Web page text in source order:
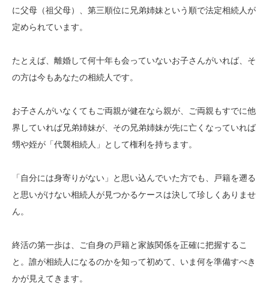
に父母（祖父母）、第三順位に兄弟姉妹という順で法定相続人が
定められています。
たとえば、離婚して何十年も会っていないお子さんがいれば、そ
の方は今もあなたの相続人です。
お子さんがいなくてもご両親が健在なら親が、ご両親もすでに他
界していれば兄弟姉妹が、その兄弟姉妹が先に亡くなっていれば
甥や姪が「代襲相続人」として権利を持ちます。
「自分には身寄りがない」と思い込んでいた方でも、戸籍を遡る
と思いがけない相続人が見つかるケースは決して珍しくありませ
ん。
終活の第一歩は、ご自身の戸籍と家族関係を正確に把握するこ
と。誰が相続人になるのかを知って初めて、いま何を準備すべき
かが見えてきます。